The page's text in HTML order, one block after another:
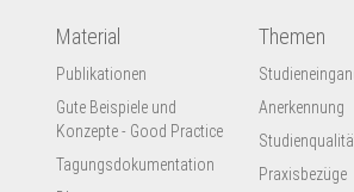
Material
Publikationen
Gute Beispiele und
Konzepte - Good Practice
Tagungsdokumentation
Themen
Anerkennung
Praxisbezüge